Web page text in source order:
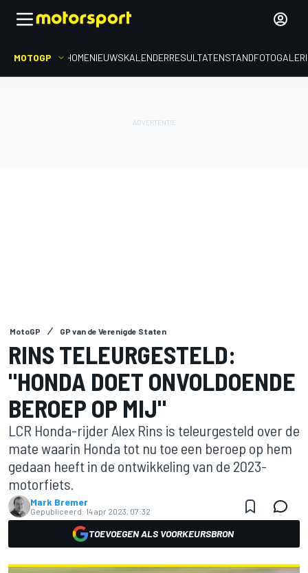
MOTOGP HOMENIEUWSKALENDERRESULTATENSTAND
MotoGP GP van de Verenigde Staten
RINS TELEURGESTELD:
"HONDA DOET ONVOLDOENDE
BEROEP OP MIJ"
LCR Honda-rijder Alex Rins is teleurgesteld over de
mate waarin Honda tot nu toe een beroep op hem
gedaan heeft in de ontwikkeling van de 2023-
motorfiets.
Mark Bremer
Gepubliceerd: 14 apr 2023, 07:32
TOEVOEGEN ALS VOORKEURSBRON